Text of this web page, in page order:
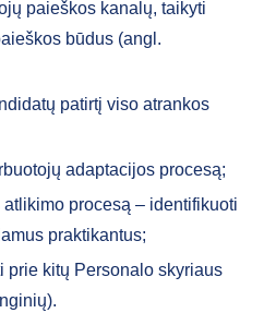
paieškos kanalų, taikyti
būdus (angl.
patirtį viso atrankos
adaptacijos procesą;
procesą – identifikuoti
praktikantus;
prie kitų Personalo skyriaus